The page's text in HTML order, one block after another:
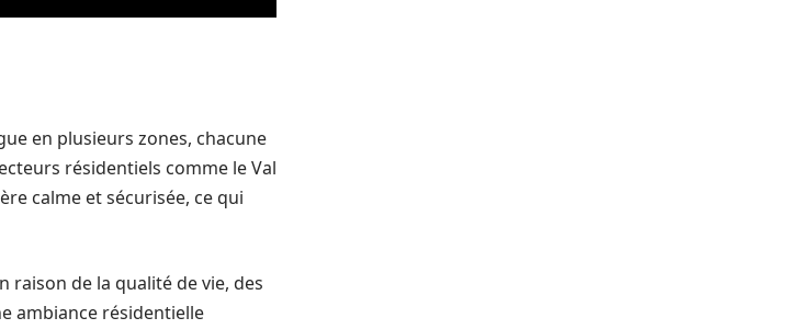
en plusieurs zones, chacune
résidentiels comme le Val
calme et sécurisée, ce qui
raison de la qualité de vie, des
ambiance résidentielle